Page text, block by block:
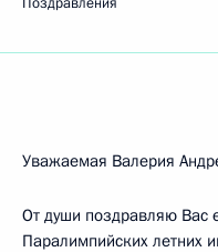
Уважаемая Валерия
От души поздравляю Вас
Паралимпийских летних